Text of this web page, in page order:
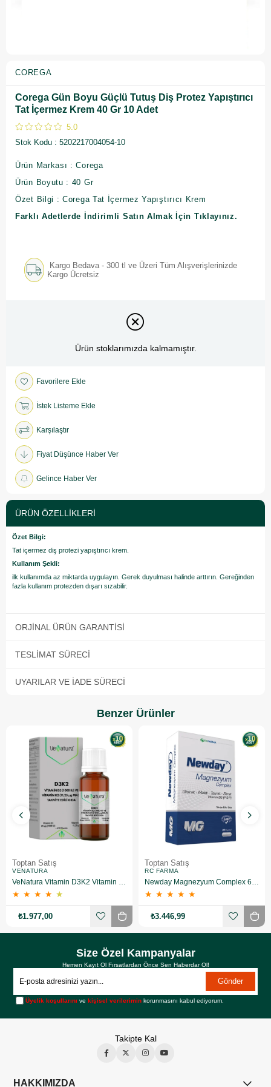
COREGA
Corega Gün Boyu Güçlü Tutuş Diş Protez Yapıştırıcı
Tat İçermez Krem 40 Gr 10 Adet
5.0
Stok Kodu
5202217004054-10
Ürün Markası : Corega
Ürün Boyutu : 40 Gr
Özet Bilgi : Corega Tat İçermez Yapıştırıcı Krem
Farklı Adetlerde İndirimli Satın Almak İçin Tıklayınız.
Kargo Bedava - 300 tl ve Üzeri Tüm Alışverişlerinizde
Kargo Ücretsiz
Ürün stoklarımızda kalmamıştır.
Favorilere Ekle
İstek Listeme Ekle
Karşılaştır
Fiyat Düşünce Haber Ver
Gelince Haber Ver
ÜRÜN ÖZELLIKLERI
Özet Bilgi:
Tat içermez diş protezi yapıştırıcı krem.
Kullanım Şekli:
ilk kullanımda az miktarda uygulayın. Gerek duyulması halinde arttırın. Gereğinden
fazla kullanım protezden dışarı sızabilir.
ORJINAL ÜRÜN GARANTISI
TESLIMAT SÜRECI
UYARILAR VE İADE SÜRECI
Benzer Ürünler
Toptan Satış
VENATURA
★ ★ ★ ★ ★
₺1.977,00
Toptan Satış
RC FARMA
★ ★ ★ ★ ★
₺3.446,99
Size Özel Kampanyalar
Hemen Kayıt Ol Fırsatlardan Önce Sen Haberdar Ol!
Gönder
Üyelik koşullarını vekişisel verilerimin korunmasını kabul ediyorum.
Takipte Kal
HAKKIMIZDA